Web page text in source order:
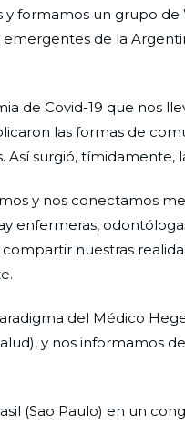
y formamos un grupo
de la
de Covid-19 que nos
las formas de
Así surgió, tímidamente,
y nos conectamos
enfermeras,
nuestras
del Médico
y nos informamos
(Sao Paulo) en un